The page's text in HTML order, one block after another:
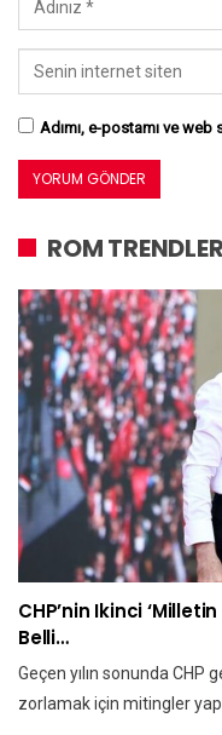
Adımı, e-postamı ve
ROM TRENDLER
CHP’nin Ikinci
Belli…
Geçen yılın sonunda
zorlamak için mitingler